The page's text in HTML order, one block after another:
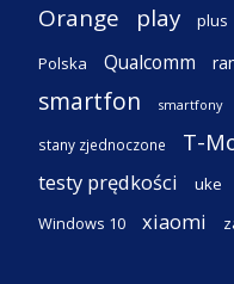
Orange play plus
Polska Qualcomm
smartfon smartfony
stany zjednoczone T-
testy prędkości uke
Windows 10 xiaomi